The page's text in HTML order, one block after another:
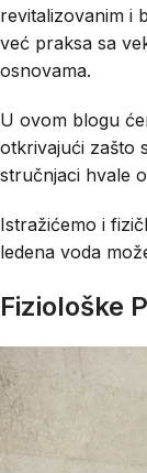
revitalizovanim i
već praksa sa
osnovama.
U ovom blogu
otkrivajući zašto
stručnjaci hvale
Istražićemo i
ledena voda
Fiziološke